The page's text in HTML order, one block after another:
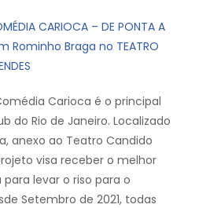
CARIOCA – DE PONTA A
Rominho Braga no TEATRO
Carioca é o principal
do Rio de Janeiro. Localizado
anexo ao Teatro Candido
visa receber o melhor
levar o riso para o
Setembro de 2021, todas